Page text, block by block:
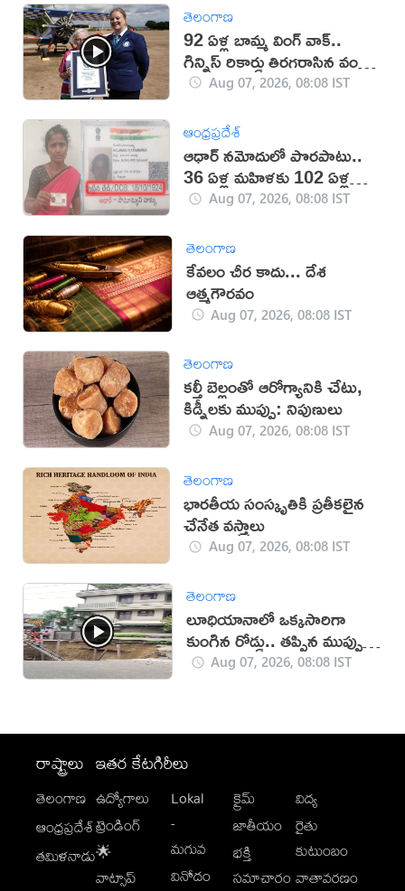
తెలంగాణ
92 ఏళ్ల బామ్మ వింగ్ వాక్..
గిన్నిస్ రికార్డు తిరగరాసిన వండర్
ఉమెన్Aug 07, 2026, 08:08 IST
ఆంధ్రప్రదేశ్
ఆధార్‌ నమోదులో పొరపాటు..
36 ఏళ్ల మహిళకు 102 ఏళ్ల
వయసు!
Aug 07, 2026, 08:08 IST
తెలంగాణ
కేవలం చీర కాదు... దేశ
ఆత్మగౌరవం
Aug 07, 2026, 08:08 IST
తెలంగాణ
కల్తీ బెల్లంతో ఆరోగ్యానికి చేటు,
కిడ్నీలకు ముప్పు: నిపుణులు
Aug 07, 2026, 08:08 IST
తెలంగాణ
భారతీయ సంస్కృతికి ప్రతీకలైన
చేనేత వస్త్రాలు
Aug 07, 2026, 08:08 IST
తెలంగాణ
లూధియానాలో ఒక్కసారిగా
కుంగిన రోడ్డు.. తప్పిన ముప్పు
(వీడియో)
Aug 07, 2026, 08:08 IST
రాష్ట్రాలు
తెలంగాణ
ఆంధ్రప్రదేశ్
తమిళనాడు
ఇతర కేటగిరీలు
ఉద్యోగాలు
ట్రెండింగ్
🌟
వాట్సాప్
Lokal
-
మగువ
వినోదం
క్రైమ్
జాతీయం
భక్తి
సమాచారం
విద్య
రైతు
కుటుంబం
వాతావరణం